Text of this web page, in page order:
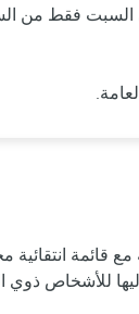
قائمة انتقائية
للأشخاص ذوي